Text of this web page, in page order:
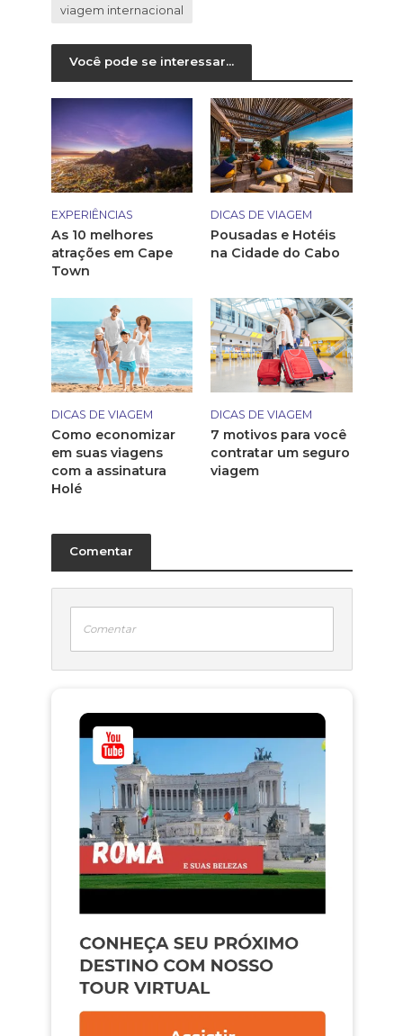
viagem internacional
Você pode se interessar...
EXPERIÊNCIAS
As 10 melhores
atrações em Cape
Town
DICAS DE VIAGEM
Pousadas e Hotéis
na Cidade do Cabo
DICAS DE VIAGEM
Como economizar
em suas viagens
com a assinatura
Holé
DICAS DE VIAGEM
7 motivos para você
contratar um seguro
viagem
Comentar
Comentar